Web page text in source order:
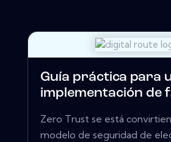
Guía práctica para
implementación de
Zero Trust se está
modelo de seguridad de